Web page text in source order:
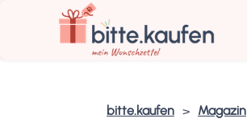
bitte.kaufen Magazin